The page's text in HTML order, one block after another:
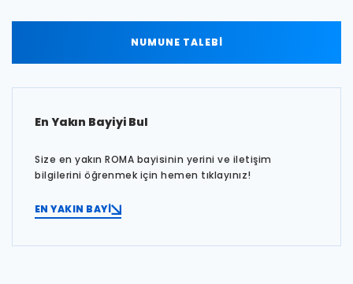
NUMUNE TALEBİ
En Yakın Bayiyi Bul
Size en yakın ROMA bayisinin yerini ve iletişim
bilgilerini öğrenmek için hemen tıklayınız!
EN YAKIN BAYİ